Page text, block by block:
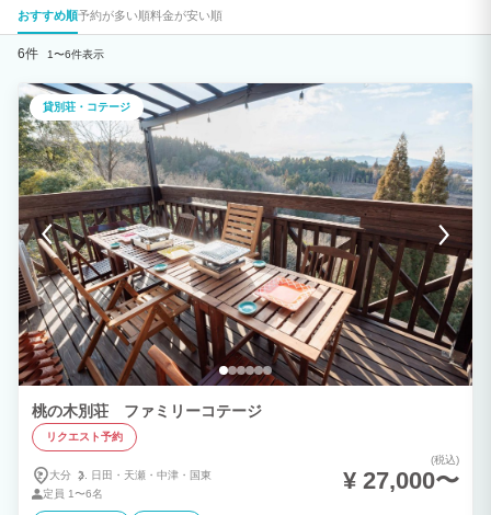
おすすめ順予約が多い順料金が安い順
6件 1〜6件表示
貸別荘・コテージ
桃の木別荘 ファミリーコテージ
リクエスト予約
大分 日田・ 天瀬・ 中津・ 国東
定員 1〜6名
(税込)
¥ 27,000〜